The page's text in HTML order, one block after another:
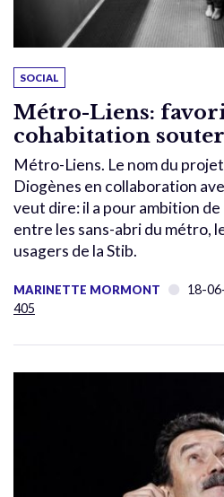
SOCIAL
Métro-Liens:
cohabitation
Métro-Liens. Le nom du projet
Diogènes en collaboration
veut dire: il a pour ambition
entre les sans-abri du métro,
usagers de la Stib.
MARINETTE MORMONT 18-
405